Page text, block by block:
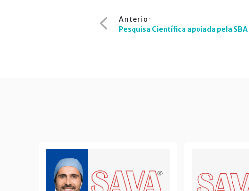
de
Anterior
Pesquisa Científica apoiada pela SBA